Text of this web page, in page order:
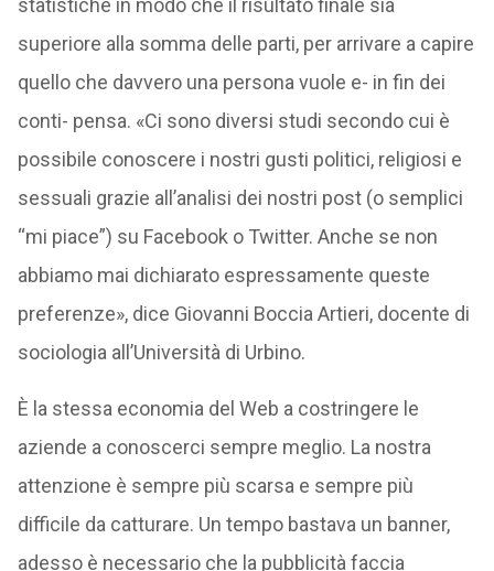
statistiche in modo che il risultato finale sia
superiore alla somma delle parti, per arrivare a capire
quello che davvero una persona vuole e- in fin dei
conti- pensa. «Ci sono diversi studi secondo cui è
possibile conoscere i nostri gusti politici, religiosi e
sessuali grazie all’analisi dei nostri post (o semplici
“mi piace”) su Facebook o Twitter. Anche se non
abbiamo mai dichiarato espressamente queste
preferenze», dice Giovanni Boccia Artieri, docente di
sociologia all’Università di Urbino.
È la stessa economia del Web a costringere le
aziende a conoscerci sempre meglio. La nostra
attenzione è sempre più scarsa e sempre più
difficile da catturare. Un tempo bastava un banner,
adesso è necessario che la pubblicità faccia